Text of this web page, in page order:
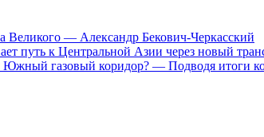
Великого — Александр Бекович-Черкасский
путь к Центральной Азии через новый
Южный газовый коридор? — Подводя итоги